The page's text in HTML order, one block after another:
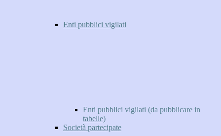
Enti pubblici vigilati
Enti pubblici vigilati (da pubblicare in
tabelle)
Società partecipate